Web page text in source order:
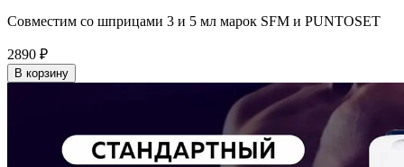
Совместим со шприцами 3 и 5 мл марок SFM и PUNTOSET
2890 ₽
В корзину